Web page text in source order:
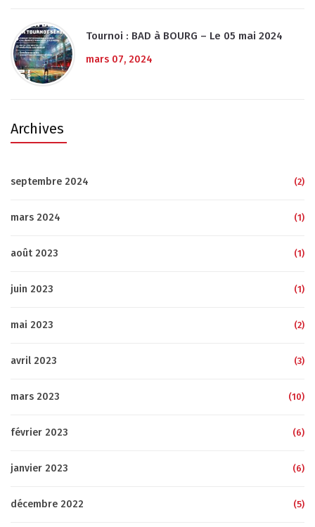
Tournoi : BAD à BOURG – Le 05 mai 2024
mars 07, 2024
Archives
septembre 2024 (2)
mars 2024 (1)
août 2023 (1)
juin 2023 (1)
mai 2023 (2)
avril 2023 (3)
mars 2023 (10)
février 2023 (6)
janvier 2023 (6)
décembre 2022 (5)